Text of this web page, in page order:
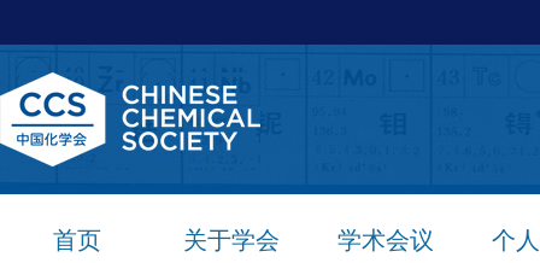
首页 关于学会 学术会议 个